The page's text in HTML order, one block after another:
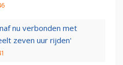
nu verbonden met
zeven uur rijden'